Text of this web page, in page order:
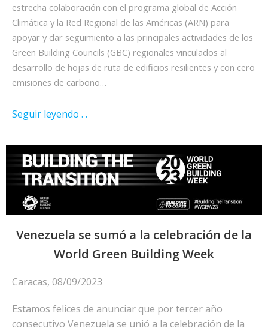
estrecha colaboración con el programa global de Acción
Climática y la Red Regional de las Américas (ARN) para
apoyar y dar seguimiento a las principales actividades de los
Green Building Councils (GBC) regionales vinculados al
desarrollo de hojas de ruta de edificios resilientes y con cero
emisiones de carbono…
Seguir leyendo . .
Venezuela se sumó a la celebración de la
World Green Building Week
Caracas, 08/09/2023
Estamos felices de anunciar que por tercer año
consecutivo Venezuela se unió a la celebración de la